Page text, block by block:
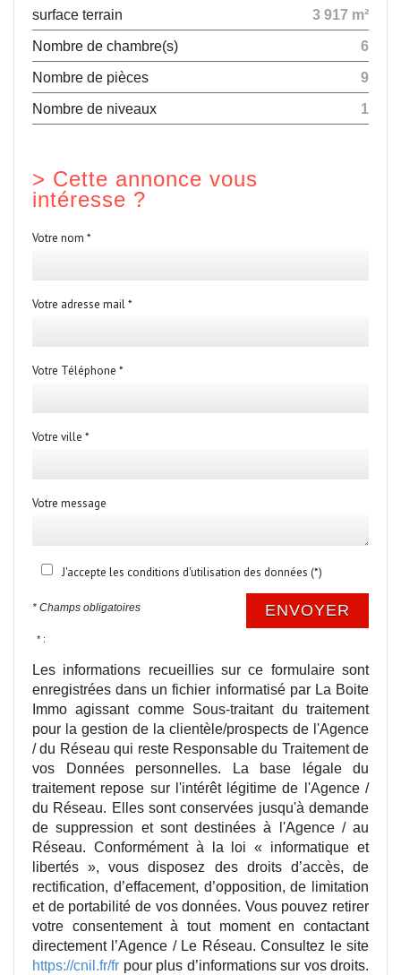
surface terrain
3 917 m²
Nombre de chambre(s)
6
Nombre de pièces
9
Nombre de niveaux
1
> Cette annonce vous
intéresse ?
Votre nom *
Votre adresse mail *
Votre Téléphone *
Votre ville *
Votre message
J'accepte les conditions d'utilisation des données (*)
* Champs obligatoires ENVOYER
* :
Les informations recueillies sur ce formulaire sont
enregistrées dans un fichier informatisé par La Boite
Immo agissant comme Sous-traitant du traitement
pour la gestion de la clientèle/prospects de l'Agence
/ du Réseau qui reste Responsable du Traitement de
vos Données personnelles. La base légale du
traitement repose sur l'intérêt légitime de l'Agence /
du Réseau. Elles sont conservées jusqu'à demande
de suppression et sont destinées à l'Agence / au
Réseau. Conformément à la loi « informatique et
libertés », vous disposez des droits d’accès, de
rectification, d’effacement, d’opposition, de limitation
et de portabilité de vos données. Vous pouvez retirer
votre consentement à tout moment en contactant
directement l’Agence / Le Réseau. Consultez le site
https://cnil.fr/fr pour plus d’informations sur vos droits.